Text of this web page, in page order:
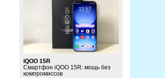
iQOO 15R
Смартфон iQOO 15R: мощь без
компромиссов